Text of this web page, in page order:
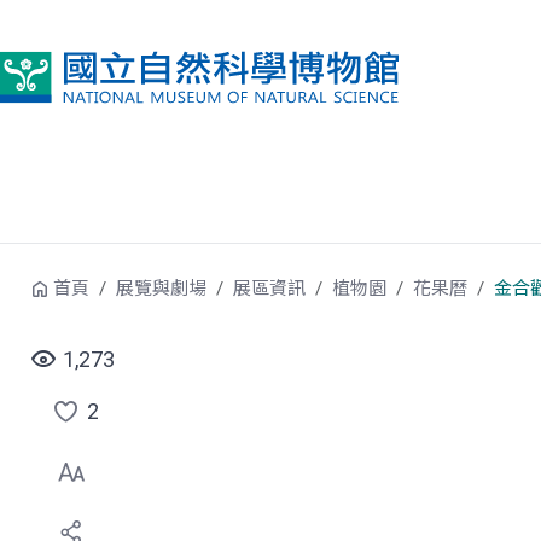
首頁 展覽與劇場 展區資訊 植物園 花果曆 金合
1,273
點
選
喜
2